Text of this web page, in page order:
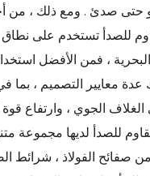
أو حتى صدئ . ومع ذلك ،
، النيكل الفولاذ المقاوم للصدأ هو المطلوب . ولذلك ، 304 الفولاذ
، فمن الأفضل
للصدأ 2205 لديه مقاومة جيدة للتآكل في الغلاف
للصدأ لديها مجموعة
صفائح الفولاذ ، شرائط